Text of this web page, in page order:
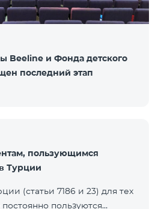
Beeline и Фонда детского
последний этап
пользующимся
Турции
(статьи 7186 и 23) для тех
пользуются